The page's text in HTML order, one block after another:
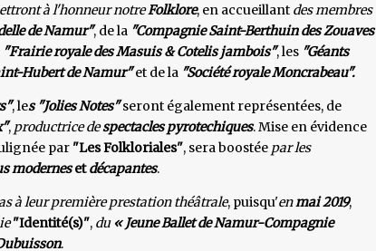
à l'honneur notreFolklore, en accueillant des membres
de Namur", de la "Compagnie Saint-Berthuin des Zouaves
"Frairie royale des Masuis & Cotelis jambois", les "Géants
Hubert de Namur"et de la "Société royale Moncrabeau".
, les "Jolies Notes"seront également représentées, de
, productrice despectacles pyrotechiques. Mise en évidence
par "Les Folkloriales", sera boostée par les
modernesetdécapantes.
à leur première prestation théâtrale, puisqu'enmai 2019,
"Identité(s)", du « Jeune Ballet de Namur-Compagnie
.